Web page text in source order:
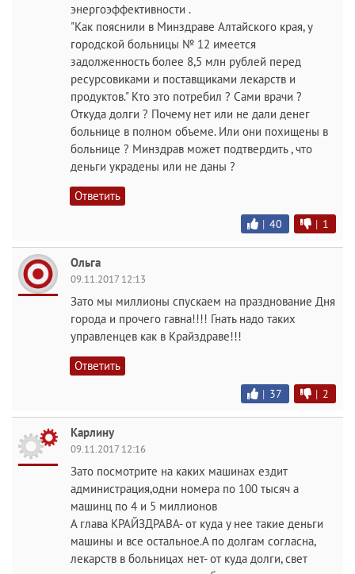
энергоэффективности .
"Как пояснили в Минздраве Алтайского края, у
городской больницы № 12 имеется
задолженность более 8,5 млн рублей перед
ресурсовиками и поставщиками лекарств и
продуктов." Кто это потребил ? Сами врачи ?
Откуда долги ? Почему нет или не дали денег
больнице в полном объеме. Или они похищены в
больнице ? Минздрав может подтвердить , что
деньги украдены или не даны ?
Ответить
| 40 | 1
Ольга
09.11.2017 12:13
Зато мы миллионы спускаем на празднование Дня
города и прочего гавна!!!! Гнать надо таких
управленцев как в Крайздраве!!!
Ответить
| 37 | 2
Карлину
09.11.2017 12:16
Зато посмотрите на каких машинах ездит
администрация,одни номера по 100 тысяч а
машинц по 4 и 5 миллионов
А глава КРАЙЗДРАВА- от куда у нее такие деньги
машины и все остальное.А по долгам согласна,
лекарств в больницах нет- от куда долги, свет